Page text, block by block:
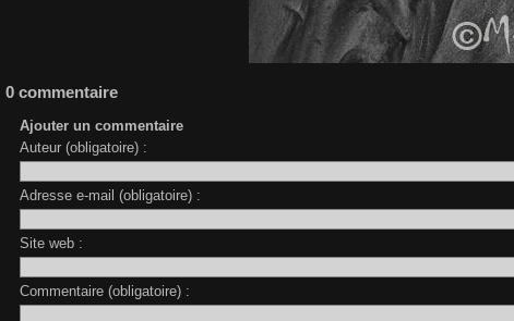
0 commentaire
Ajouter un commentaire
Auteur (obligatoire) :
Adresse e-mail (obligatoire) :
Site web :
Commentaire (obligatoire) :